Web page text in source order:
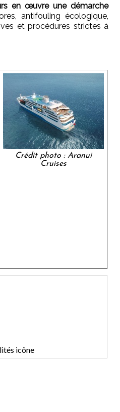
en œuvre une démarche
antifouling écologique,
et procédures strictes à
Crédit photo : Aranui
Cruises